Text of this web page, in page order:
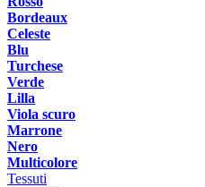
Bordeaux
Celeste
Blu
Turchese
Verde
Lilla
Viola scuro
Marrone
Nero
Multicolore
Tessuti